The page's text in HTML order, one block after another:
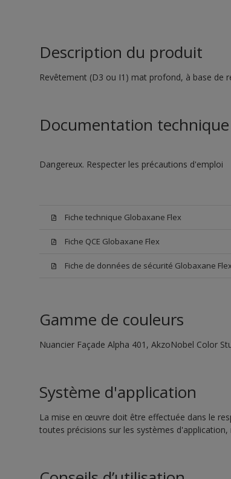
Description du produit
Revêtement (D3 ou I1) mat profond, à base de
Documentation
Dangereux. Respecter les précautions d'emploi
Fiche technique Globaxane Flex
Fiche QCE Globaxane Flex
Fiche de données de sécurité Globaxane Flex
Gamme de couleurs
Nuancier Façade Alpha 401, AkzoNobel Color
Système d'application
La mise en œuvre doit être effectuée dans le
toutes précisions sur les systèmes